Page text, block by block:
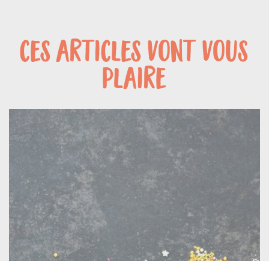
ces articles vont vous
plaire